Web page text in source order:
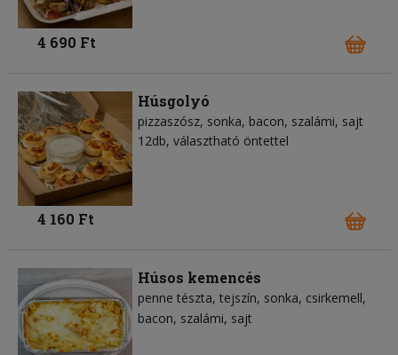
4 690 Ft
Húsgolyó
pizzaszósz sonka bacon szalámi sajt
12db, választható öntettel
4 160 Ft
Húsos kemencés
penne tészta tejszín sonka csirkemell
bacon szalámi sajt